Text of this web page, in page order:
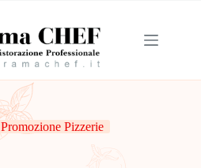
Promozione Pizzerie